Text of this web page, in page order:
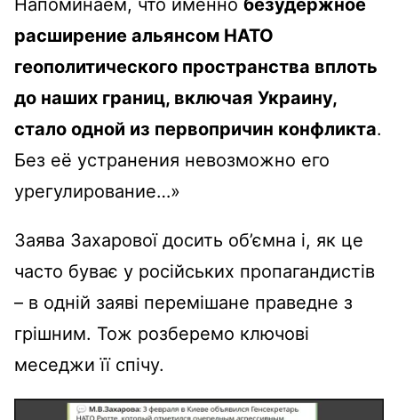
Напоминаем, что именно безудержное
расширение альянсом НАТО
геополитического пространства вплоть
до наших границ, включая Украину,
стало одной из первопричин конфликта.
Без её устранения невозможно его
урегулирование…»
Заява Захарової досить об’ємна і, як це
часто буває у російських пропагандистів
– в одній заяві перемішане праведне з
грішним. Тож розберемо ключові
меседжи її спічу.